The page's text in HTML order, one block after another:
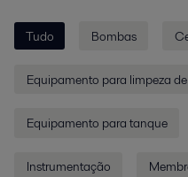
Tudo Bombas
Equipamento para limpeza
Equipamento para tanque
Instrumentação